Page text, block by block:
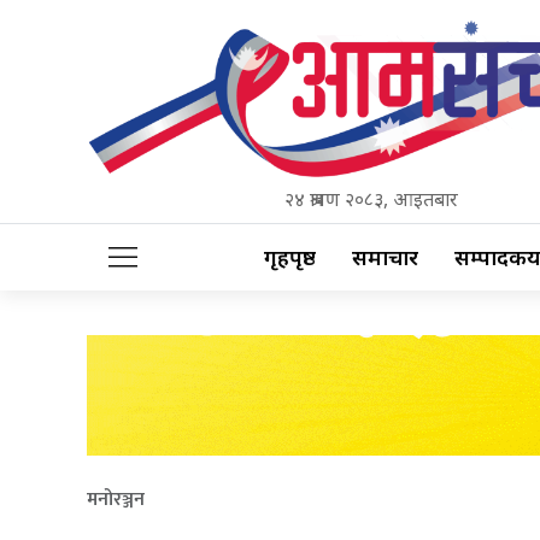
२४ श्रावण २०८३, आइतबार
गृहपृष्ठ समाचार सम्पादकीय
मनोरञ्जन